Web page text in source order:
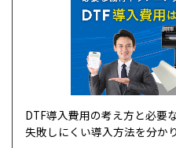
DTF導入費用の考え方と必要
失敗しにくい導入方法を分か